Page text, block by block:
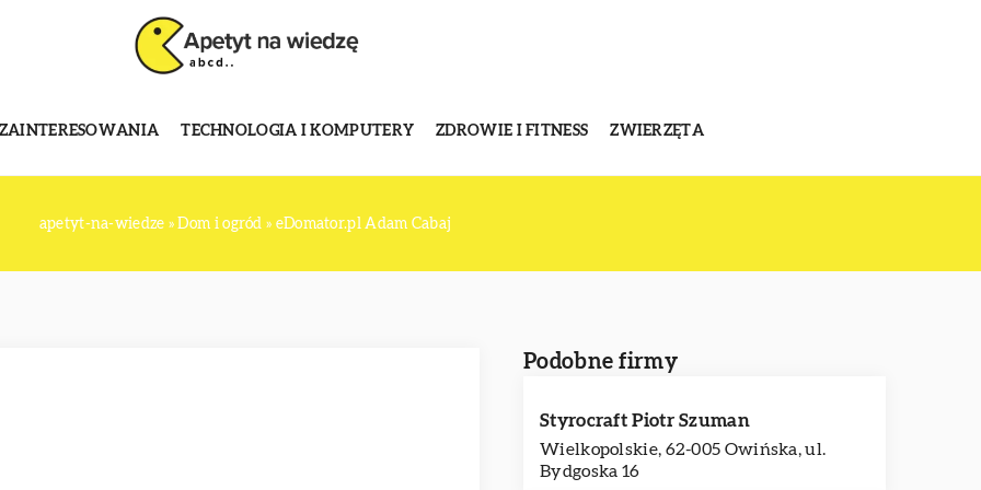
TECHNOLOGIA I KOMPUTERY ZDROWIE I FITNESS ZWIERZĘTA
apetyt-na-wiedze »Dom i ogród » eDomator.pl Adam Cabaj
Podobne firmy
Styrocraft Piotr Szuman
Wielkopolskie, 62-005 Owińska, ul.
Bydgoska 16